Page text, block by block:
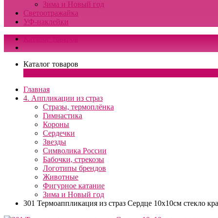
Зима и Новый год
Светоотражайка
УФ-наклейки
Каталог товаров
Главная
4. Аппликации из страз
Стразы, термоплёнка
Гимнастика
Короны
Сердечки
Звезды
Символика России
Бабочки, стрекозы
Логотипы брендов
Животные
Фигурное катание
Зима и Новый год
301 Термоаппликация из страз Сердце 10х10см стекло